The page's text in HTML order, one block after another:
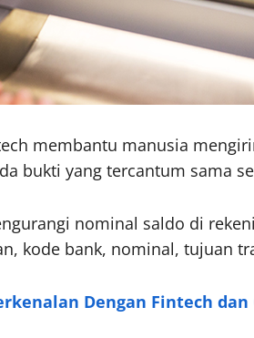
membantu manusia
bukti yang tercantum sama
nominal saldo di
kode bank, nominal, tujuan
Dengan Fintech dan